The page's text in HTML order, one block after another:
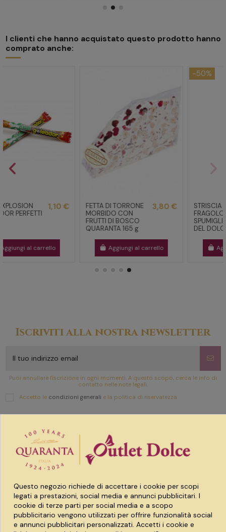
I clienti che hanno acquistato questo prodotto hanno
comprato anche:
FETTA DI TORRONE
MORBIDO CON
3,80 €
Aggiungi al carrello
STRISCIA LE
FRAGOLOSE DI
SPUMIGLIA CASA
DEL DOLCE
1,00 €
2,00 €
Aggiungi al carrello
Iscriviti alla nostra newsletter
Puoi annullare l'iscrizione in ogni momenti. A questo scopo, cerca le info di
contatto nelle note legali.
Accetto le condizioni generali e la politica di riservatezza
Link utili
Prodotti
Account
Questo negozio richiede di accettare i cookie per scopi
legati a prestazioni, social media e annunci pubblicitari. I
cookie di terze parti per social media e a scopo
pubblicitario vengono utilizzati per offrire funzionalità social
e annunci pubblicitari personalizzati. Accetti i cookie e